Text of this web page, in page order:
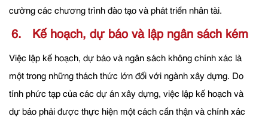
cường các chương trình đào tạo và phát triển nhân tài.
6. Kế hoạch, dự báo và lập ngân sách kém
Việc lập kế hoạch, dự báo và ngân sách không chính xác là
một trong những thách thức lớn đối với ngành xây dựng. Do
tính phức tạp của các dự án xây dựng, việc lập kế hoạch và
dự báo phải được thực hiện một cách cẩn thận và chính xác